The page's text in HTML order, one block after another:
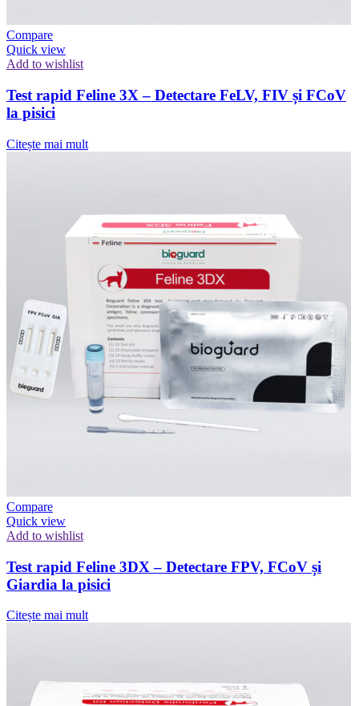
Compare
Quick view
Add to wishlist
Test rapid Feline 3X – Detectare FeLV, FIV și FCoV
la pisici
Citește mai mult
Compare
Quick view
Add to wishlist
Test rapid Feline 3DX – Detectare FPV, FCoV și
Giardia la pisici
Citește mai mult